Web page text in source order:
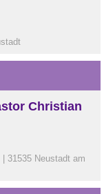
Christian
31535 Neustadt am